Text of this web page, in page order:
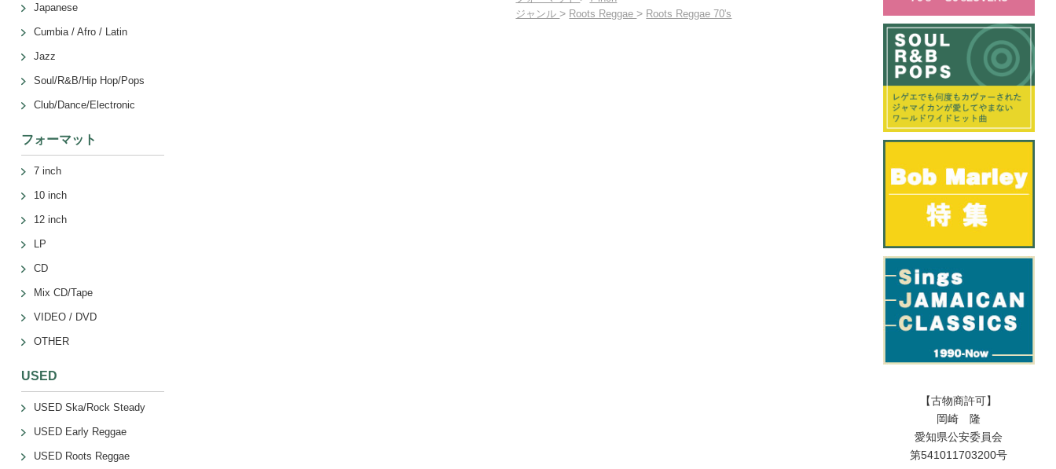
ジャンル> Roots Reggae> Roots Reggae 70's
Japanese
Cumbia / Afro / Latin
Jazz
Soul/R&B/Hip Hop/Pops
Club/Dance/Electronic
フォーマット
7 inch
10 inch
12 inch
LP
CD
Mix CD/Tape
VIDEO / DVD
OTHER
USED
USED Ska/Rock Steady
USED Early Reggae
USED Roots Reggae
【古物商許可】
岡崎 隆
愛知県公安委員会
第541011703200号